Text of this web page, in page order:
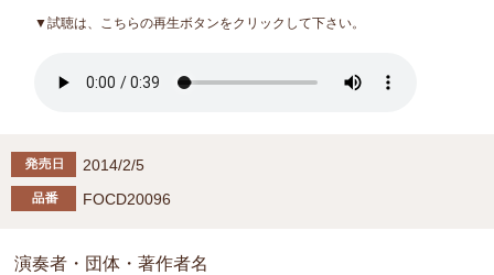
▼試聴は、こちらの再生ボタンをクリックして下さい。
2014/2/5
FOCD20096
演奏者・団体・著作者名